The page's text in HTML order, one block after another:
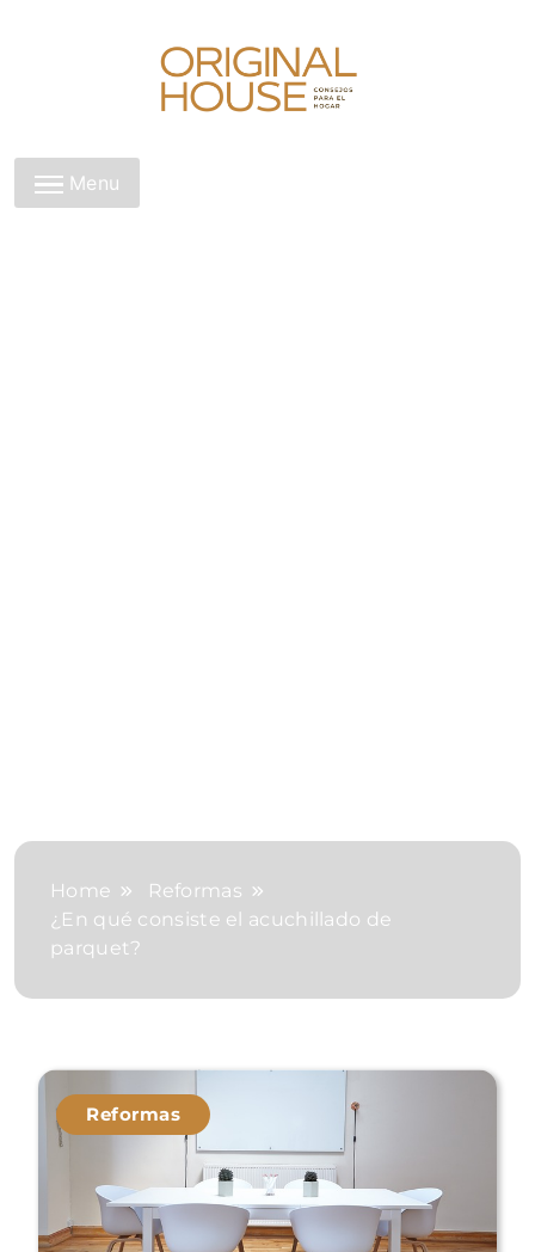
Original House
Menu
Home
Reformas
¿En qué consiste el acuchillado de
parquet?
Reformas